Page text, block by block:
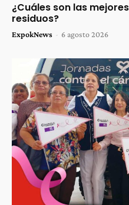
¿Cuáles son las
residuos?
ExpokNews - 6 agosto 2026